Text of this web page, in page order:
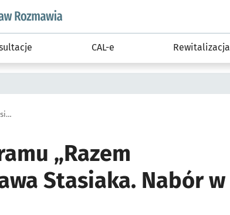
podserwis: Rozmawia
CAL-e Rewitalizacja
IV edycja rządowego programu „Razem Bezpieczniej” im. Władysława Stasiaka. Nabór w urzędzie wojewódzkim
„Razem
Stasiaka. Nabór w